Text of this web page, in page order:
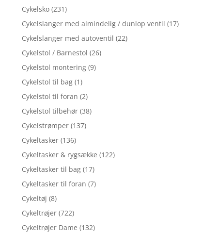
Cykelsko (231)
Cykelslanger med almindelig / dunlop ventil (17)
Cykelslanger med autoventil (22)
Cykelstol / Barnestol (26)
Cykelstol montering (9)
Cykelstol til bag (1)
Cykelstol til foran (2)
Cykelstol tilbehør (38)
Cykelstrømper (137)
Cykeltasker (136)
Cykeltasker & rygsække (122)
Cykeltasker til bag (17)
Cykeltasker til foran (7)
Cykeltøj (8)
Cykeltrøjer (722)
Cykeltrøjer Dame (132)